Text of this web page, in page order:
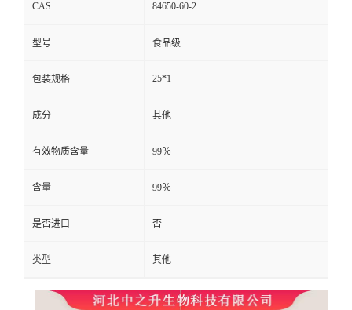
CAS 84650-60-2
型号 食品级
包装规格 25*1
成分 其他
有效物质含量 99％
含量 99％
是否进口 否
类型 其他